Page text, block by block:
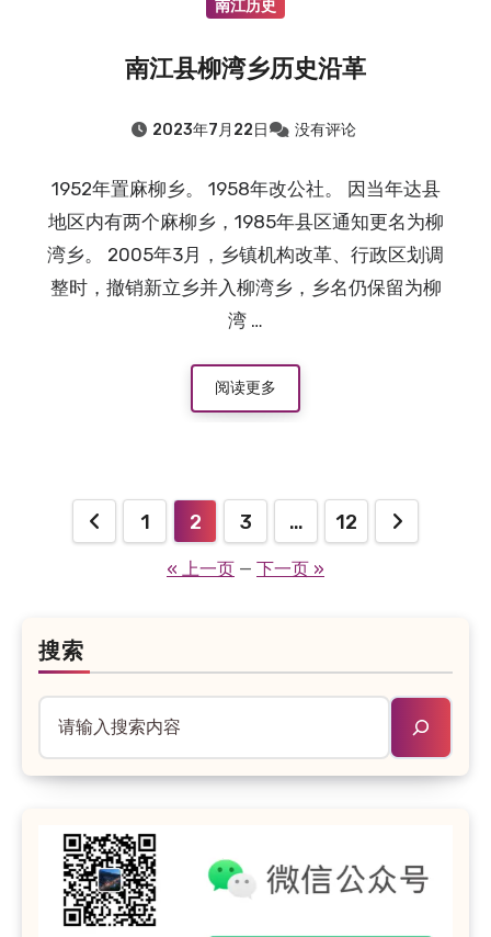
南江历史
南江县柳湾乡历史沿革
2023年7月22日 没有评论
1952年置麻柳乡。 1958年改公社。 因当年达县
地区内有两个麻柳乡，1985年县区通知更名为柳
湾乡。 2005年3月，乡镇机构改革、行政区划调
整时，撤销新立乡并入柳湾乡，乡名仍保留为柳
湾 …
阅读更多
页
1 2 3 … 12
« 上一页 — 下一页 »
搜索